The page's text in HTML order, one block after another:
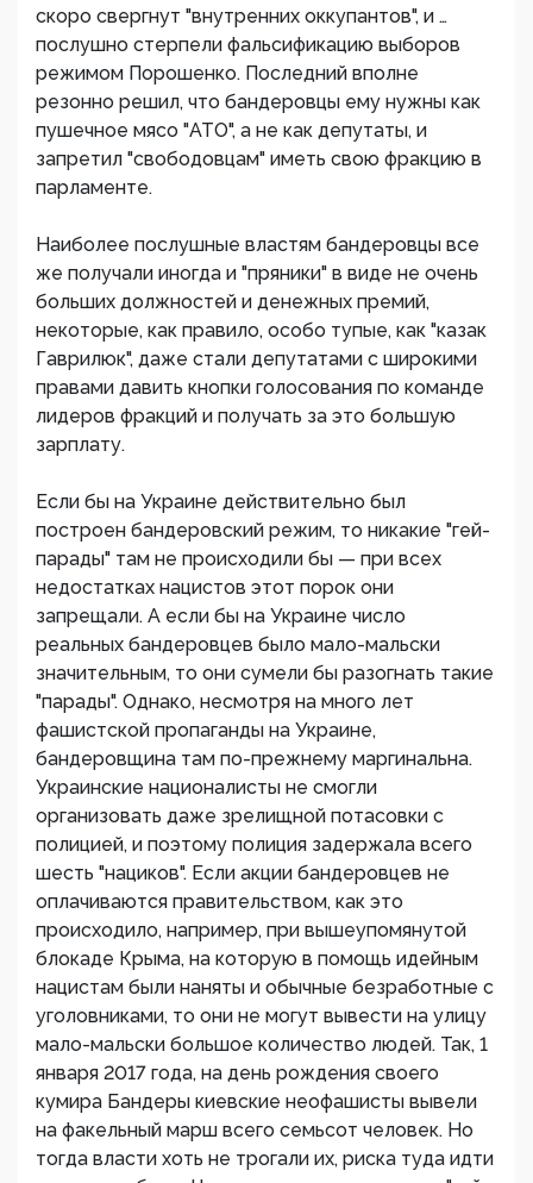
скоро свергнут "внутренних оккупантов", и …
послушно стерпели фальсификацию выборов
режимом Порошенко. Последний вполне
резонно решил, что бандеровцы ему нужны как
пушечное мясо "АТО", а не как депутаты, и
запретил "свободовцам" иметь свою фракцию в
парламенте.
Наиболее послушные властям бандеровцы все
же получали иногда и "пряники" в виде не очень
больших должностей и денежных премий,
некоторые, как правило, особо тупые, как "казак
Гаврилюк", даже стали депутатами с широкими
правами давить кнопки голосования по команде
лидеров фракций и получать за это большую
зарплату.
Если бы на Украине действительно был
построен бандеровский режим, то никакие "гей-
парады" там не происходили бы — при всех
недостатках нацистов этот порок они
запрещали. А если бы на Украине число
реальных бандеровцев было мало-мальски
значительным, то они сумели бы разогнать такие
"парады". Однако, несмотря на много лет
фашистской пропаганды на Украине,
бандеровщина там по-прежнему маргинальна.
Украинские националисты не смогли
организовать даже зрелищной потасовки с
полицией, и поэтому полиция задержала всего
шесть "нациков". Если акции бандеровцев не
оплачиваются правительством, как это
происходило, например, при вышеупомянутой
блокаде Крыма, на которую в помощь идейным
нацистам были наняты и обычные безработные с
уголовниками, то они не могут вывести на улицу
мало-мальски большое количество людей. Так, 1
января 2017 года, на день рождения своего
кумира Бандеры киевские неофашисты вывели
на факельный марш всего семьсот человек. Но
тогда власти хоть не трогали их, риска туда идти